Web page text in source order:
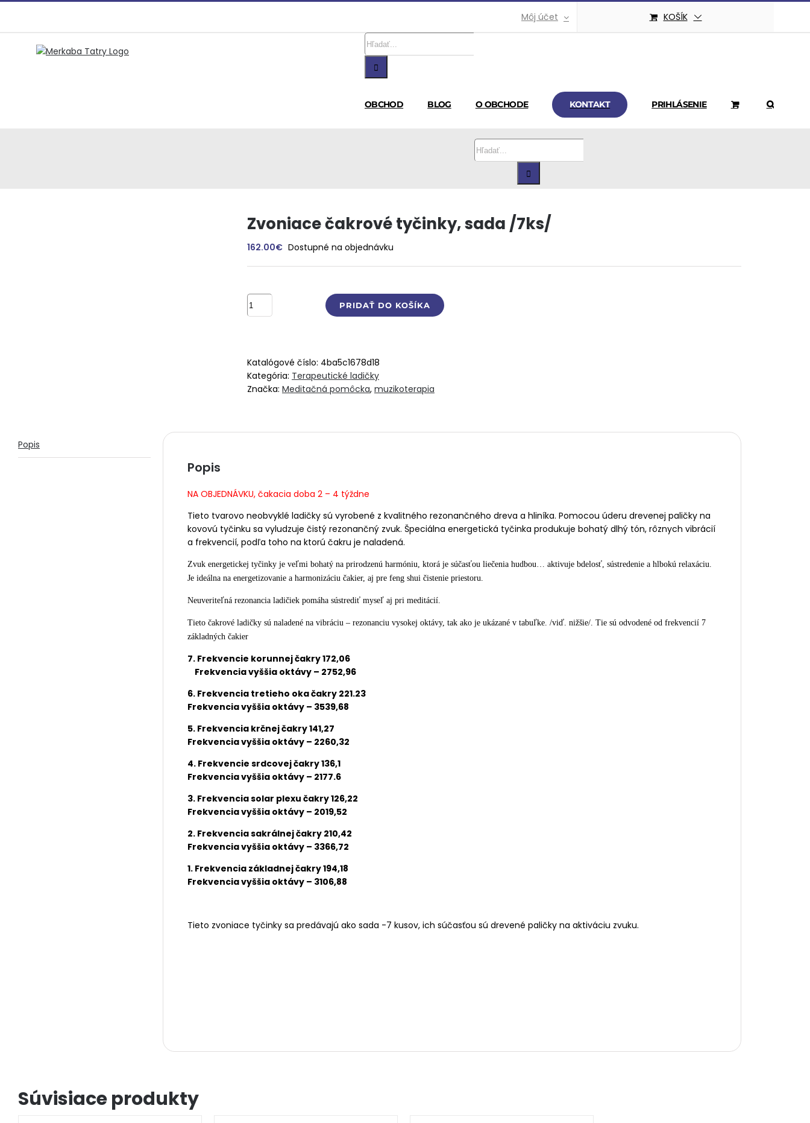
Môj účet
KOŠÍK
Hľadať:
OBCHOD BLOG O OBCHODE KONTAKT PRIHLÁSENIE
Hľadať:
Zvoniace čakrové tyčinky, sada /7ks/
162.00€ Dostupné na objednávku
množstvo
Zvoniace
/7ks/
PRIDAŤ DO KOŠÍKA
Katalógové číslo: 4ba5c1678d18
Kategória: Terapeutické ladičky
Značka: Meditačná pomôcka, muzikoterapia
Popis
Popis
NA OBJEDNÁVKU, čakacia doba 2 – 4 týždne
Tieto tvarovo neobvyklé ladičky sú vyrobené z kvalitného rezonančného dreva a hliníka. Pomocou úderu drevenej paličky na
kovovú tyčinku sa vyludzuje čistý rezonančný zvuk. Špeciálna energetická tyčinka produkuje bohatý dlhý tón, rôznych vibrácií
a frekvencií, podľa toho na ktorú čakru je naladená.
Zvuk energetickej tyčinky je veľmi bohatý na prirodzenú harmóniu, ktorá je súčasťou liečenia hudbou… aktivuje bdelosť, sústredenie a hlbokú relaxáciu.
Je ideálna na energetizovanie a harmonizáciu čakier, aj pre feng shui čistenie priestoru.
Neuveriteľná rezonancia ladičiek pomáha sústrediť myseľ aj pri meditácií.
Tieto čakrové ladičky sú naladené na vibráciu – rezonanciu vysokej oktávy, tak ako je ukázané v tabuľke. /viď. nižšie/. Tie sú odvodené od frekvencií 7
základných čakier
7. Frekvencie korunnej čakry 172,06
Frekvencia vyššia oktávy – 2752,96
6. Frekvencia tretieho okačakry 221.23
Frekvencia vyššia oktávy – 3539,68
5. Frekvencia krčnej čakry141,27
Frekvencia vyššia oktávy – 2260,32
4. Frekvencie srdcovej čakry136,1
Frekvencia vyššia oktávy – 2177.6
3. Frekvencia solar plexu čakry126,22
Frekvencia vyššia oktávy – 2019,52
2. Frekvencia sakrálnej čakry 210,42
Frekvencia vyššia oktávy – 3366,72
1. Frekvencia základnej čakry194,18
Frekvencia vyššia oktávy – 3106,88
Tieto zvoniace tyčinky sa predávajú ako sada -7 kusov, ich súčasťou sú drevené paličky na aktiváciu zvuku.
Súvisiace produkty